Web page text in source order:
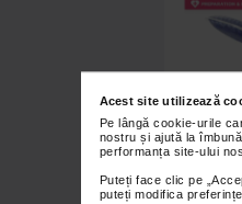
Acest site utilizează
Pe lângă cookie-urile
nostru și ajută la
performanța site-ului
Puteți face clic pe
puteți modifica
pentru